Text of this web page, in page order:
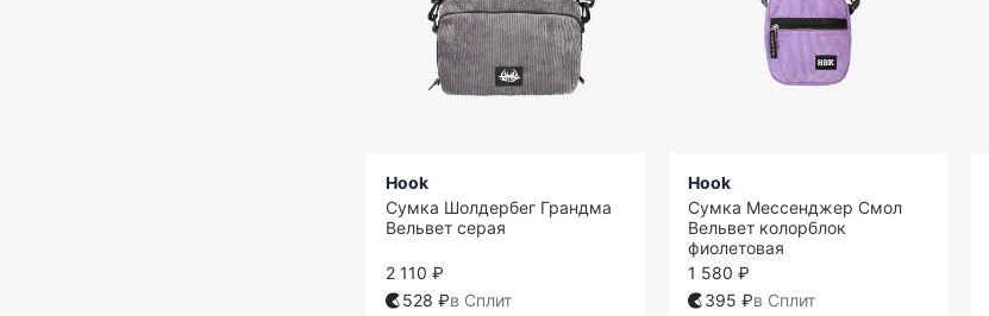
Hook
Сумка Шолдербег Грандма
Вельвет серая
2 110 ₽
528 ₽в Сплит
Hook
Сумка Мессенджер Смол
Вельвет колорблок
фиолетовая
1 580 ₽
395 ₽в Сплит